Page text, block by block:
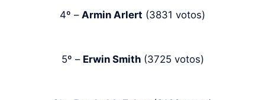
4º – Armin Arlert (3831 votos)
5º – Erwin Smith(3725 votos)